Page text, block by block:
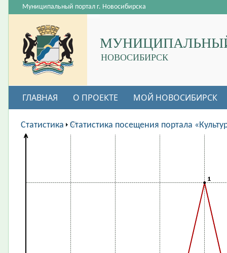
НОВОСИБИРСК
Муниципальный портал г. Новосибирска
ГЛАВНАЯ О ПРОЕКТЕ МОЙ НОВОСИБИРСК
ВАКАНСИИ
Статистика Статистика посещения портала